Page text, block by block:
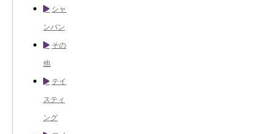
シャ
ンパン
その
他
テイ
スティ
ング